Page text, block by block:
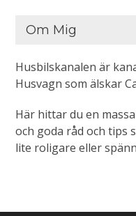
Om Mig
Husbilskanalen är
Husvagn som älskar
Här hittar du en
och goda råd och tips
lite roligare eller